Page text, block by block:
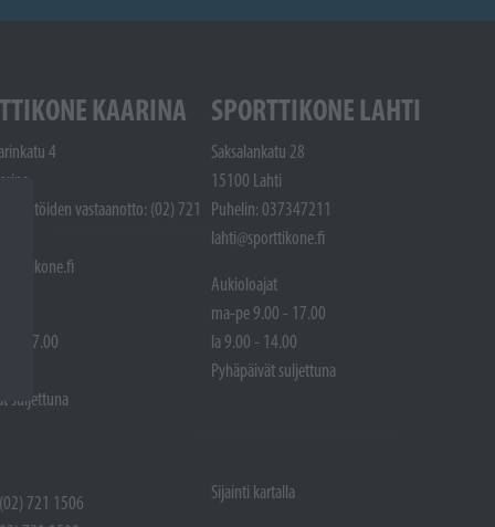
KAARINA
4
vastaanotto: (02) 721
- 17.00
suljettuna
721 1506
SPORTTIKONE LAHTI
Saksalankatu 28
15100 Lahti
Puhelin: 037347211
lahti@sporttikone.fi
Aukioloajat
ma-pe 9.00 - 17.00
la 9.00 - 14.00
Pyhäpäivät suljettuna
Sijainti kartalla